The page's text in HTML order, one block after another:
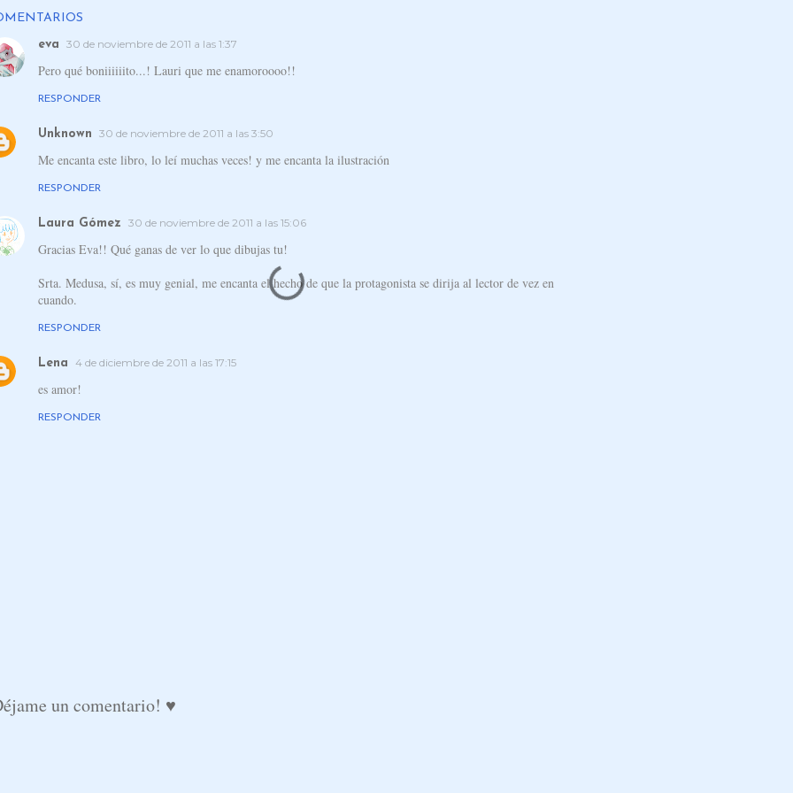
eva 30 de noviembre de 2011 a las 1:37
Pero qué boniiiiiito...! Lauri que me enamoroooo!!
RESPONDER
Unknown 30 de noviembre de 2011 a las 3:50
Me encanta este libro, lo leí muchas veces! y me encanta la ilustración
RESPONDER
Laura Gómez 30 de noviembre de 2011 a las 15:06
Gracias Eva!! Qué ganas de ver lo que dibujas tu!
Srta. Medusa, sí, es muy genial, me encanta el hecho de que la protagonista se dirija al lector de vez en
cuando.
RESPONDER
Lena 4 de diciembre de 2011 a las 17:15
es amor!
RESPONDER
un comentario! ♥